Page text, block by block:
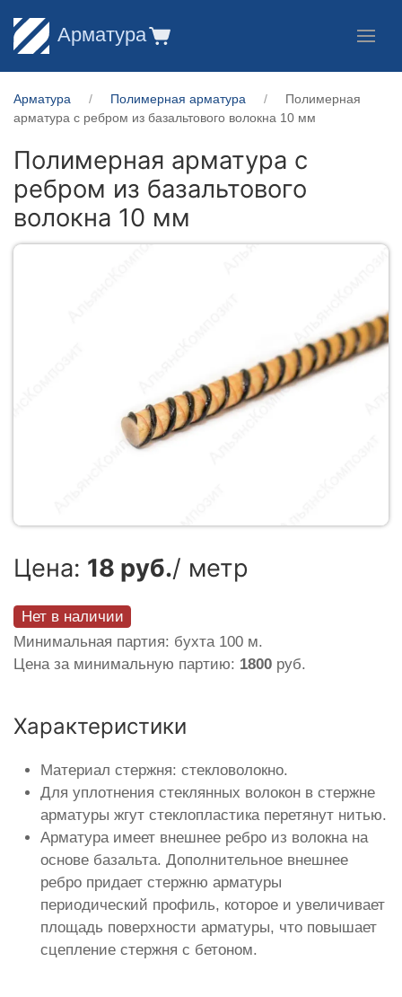
Арматура
Арматура Полимерная арматура
Полимерная
арматура c ребром из базальтового волокна 10 мм
Полимерная арматура c
ребром из базальтового
волокна 10 мм
Цена: 18 руб./ метр
Нет в наличии
Минимальная партия: бухта 100 м.
Цена за минимальную партию: 1800 руб.
Характеристики
Материал стержня: стекловолокно.
Для уплотнения стеклянных волокон в стержне
арматуры жгут стеклопластика перетянут нитью.
Арматура имеет внешнее ребро из волокна на
основе базальта. Дополнительное внешнее
ребро придает стержню арматуры
периодический профиль, которое и увеличивает
площадь поверхности арматуры, что повышает
сцепление стержня с бетоном.